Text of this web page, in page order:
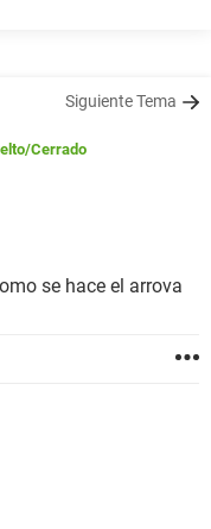
Siguiente Tema
/Cerrado
se hace el arrova